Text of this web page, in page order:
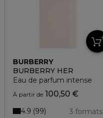
BURBERRY
BURBERRY HER
Eau de parfum intense
À partir de 100,50 €
3 formats
4.9 99